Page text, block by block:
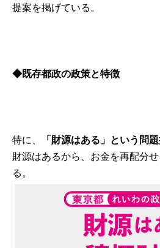
提案を掲げている。
◆既存都政の政策と特徴
特に、 「財源はある」という問
財源はあるから、お金を再配分
る。